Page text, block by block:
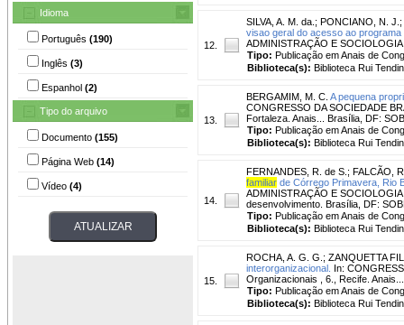
Idioma
Português (190)
Inglês (3)
Espanhol (2)
Tipo do arquivo
Documento (155)
Página Web (14)
Vídeo (4)
12.
SILVA, A. M. da. ; PONCIANO, N. J. ;
visao geral do acesso ao programa
ADMINISTRAÇÃO E
Tipo: Publicação em Anais de
Biblioteca(s): Biblioteca Rui
13.
BERGAMIM, M. C. A pequena
CONGRESSO DA SOCIEDADE
Fortaleza. Anais... Brasília, DF:
Tipo: Publicação em Anais de
Biblioteca(s): Biblioteca Rui
14.
FERNANDES, R. de S. ; FALCÃO,
familiar de Córrego Primavera, Rio
ADMINISTRAÇÃO E
desenvolvimento. Brasília, DF:
Tipo: Publicação em Anais de
Biblioteca(s): Biblioteca Rui
15.
ROCHA, A. G. G. ; ZANQUETTA
interorganizacional. In:
Organizacionais , 6., Recife.
Tipo: Publicação em Anais de
Biblioteca(s): Biblioteca Rui